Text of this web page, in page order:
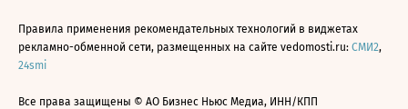
Правила применения рекомендательных технологий в виджетах
рекламно-обменной сети, размещенных на сайте vedomosti.ru: СМИ2,
24smi
Все права защищены © АО Бизнес Ньюс Медиа, ИНН/КПП